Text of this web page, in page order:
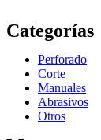
Categorías
Perforado
Corte
Manuales
Abrasivos
Otros